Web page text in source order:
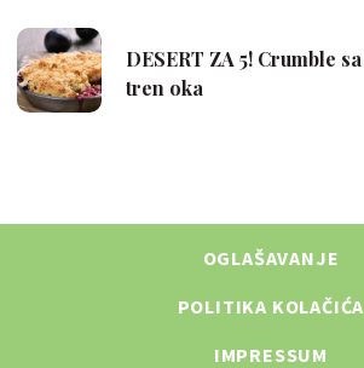
OGLAŠAVANJE
POLITIKA KOLAČIĆA
IMPRESSUM